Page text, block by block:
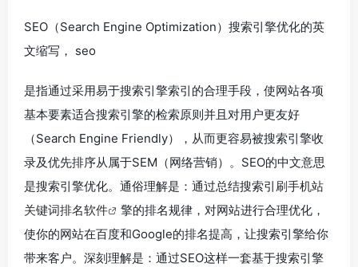
SEO（Search Engine Optimization）搜索引擎优化的英
文缩写， seo
是指通过采用易于搜索引擎索引的合理手段，使网站各项
基本要素适合搜索引擎的检索原则并且对用户更友好
（Search Engine Friendly），从而更容易被搜索引擎收
录及优先排序从属于SEM（网络营销）。SEO的中文意思
是搜索引擎优化。通俗理解是：通过总结搜索引 刷手机站
关键词排名软件
擎的排名规律，对网站进行合理优化，
使你的网站在百度和Google的排名提高，让搜索引擎给你
带来客户。深刻理解是：通过SEO这样一套基于搜索引擎